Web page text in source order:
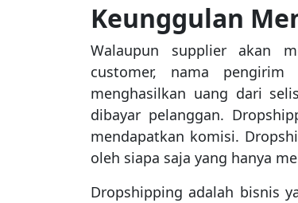
Keunggulan
Walaupun supplier akan
customer, nama
menghasilkan uang dari
dibayar pelanggan.
mendapatkan komisi.
oleh siapa saja yang hanya
Dropshipping adalah bisnis